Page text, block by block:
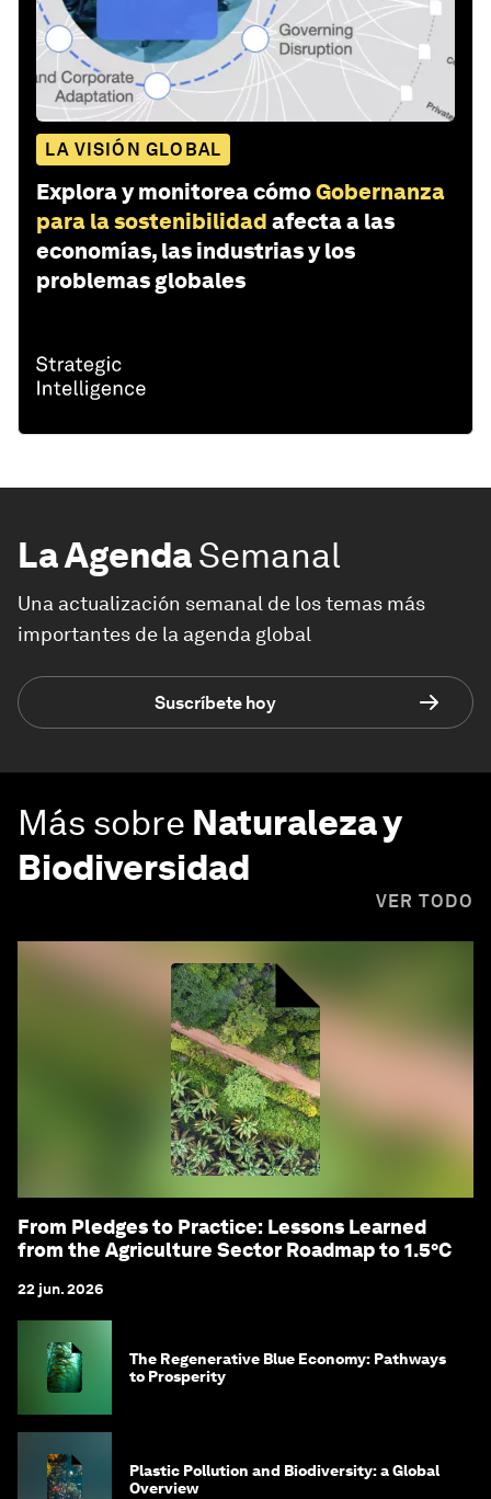
LA VISIÓN GLOBAL
Explora y monitorea cómoGobernanza
para la sostenibilidad afecta a las
economías, las industrias y los
problemas globales
La AgendaSemanal
Una actualización semanal de los temas más
importantes de la agenda global
Suscríbete hoy
Más sobre Naturaleza y
Biodiversidad
VER TODO
From Pledges to Practice: Lessons Learned
from the Agriculture Sector Roadmap to 1.5°C
22 jun. 2026
The Regenerative Blue Economy: Pathways
to Prosperity
Plastic Pollution and Biodiversity: a Global
Overview